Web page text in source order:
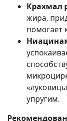
Крахмал
жира,
помогает
упругим.